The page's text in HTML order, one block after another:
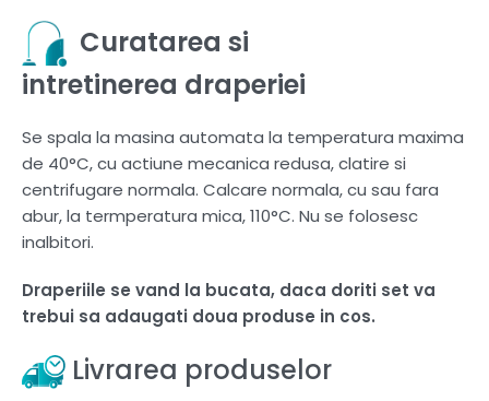
Curatarea si
intretinerea draperiei
Se spala la masina automata la temperatura maxima
de 40°C, cu actiune mecanica redusa, clatire si
centrifugare normala. Calcare normala, cu sau fara
abur, la termperatura mica, 110°C. Nu se folosesc
inalbitori.
Draperiile se vand la bucata, daca doriti set va
trebui sa adaugati doua produse in cos.
Livrarea produselor